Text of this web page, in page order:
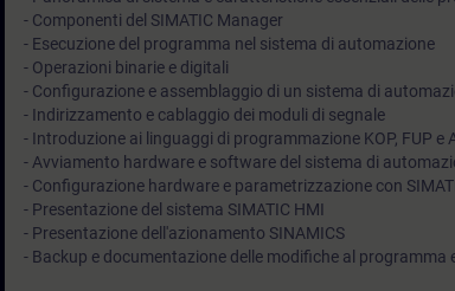
così in grado di
e coordinare in modo
intende superata al
caso sarà rilasciata
- Componenti del SIMATIC Manager
- Esecuzione del programma nel sistema di automazione
- Operazioni binarie e digitali
- Configurazione e assemblaggio di un sistema di
- Indirizzamento e cablaggio dei moduli di segnale
- Introduzione ai linguaggi di programmazione KOP, FUP e
- Avviamento hardware e software del sistema di
- Configurazione hardware e parametrizzazione con
- Presentazione del sistema SIMATIC HMI
- Presentazione dell'azionamento SINAMICS
- Backup e documentazione delle modifiche al programma